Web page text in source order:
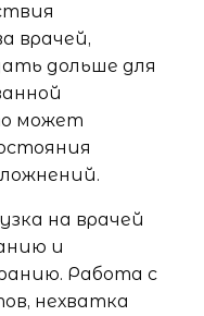
врачей,
дольше для
может
на врачей
и
Работа с
нехватка